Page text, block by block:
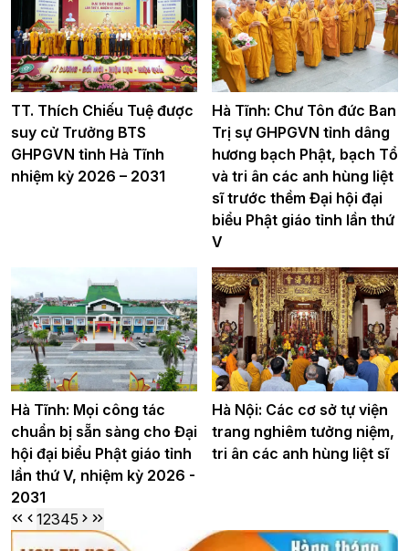
TT. Thích Chiếu Tuệ được
suy cử Trưởng BTS
GHPGVN tỉnh Hà Tĩnh
nhiệm kỳ 2026 – 2031
Hà Tĩnh: Chư Tôn đức Ban
Trị sự GHPGVN tỉnh dâng
hương bạch Phật, bạch Tổ
và tri ân các anh hùng liệt
sĩ trước thềm Đại hội đại
biểu Phật giáo tỉnh lần thứ
V
Hà Tĩnh: Mọi công tác
chuẩn bị sẵn sàng cho Đại
hội đại biểu Phật giáo tỉnh
lần thứ V, nhiệm kỳ 2026 -
2031
Hà Nội: Các cơ sở tự viện
trang nghiêm tưởng niệm,
tri ân các anh hùng liệt sĩ
12345